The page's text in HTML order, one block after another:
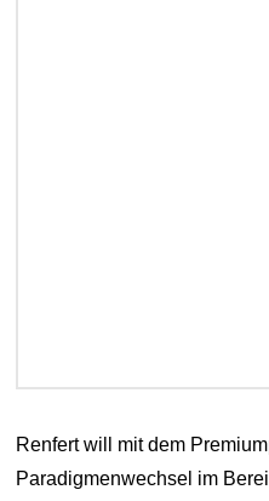
Renfert will mit dem
Paradigmenwechsel im